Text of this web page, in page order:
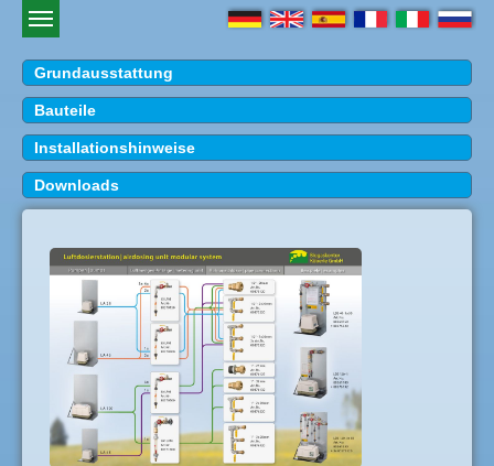
Grundausstattung
Bauteile
Installationshinweise
Downloads